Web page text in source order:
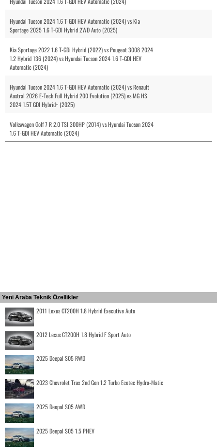
Hyundai Tucson 2024 1.6 T-GDI HEV Automatic (2024) vs Kia
Sportage 2025 1.6 T-GDI Hybrid 2WD Auto (2025)
Kia Sportage 2022 1.6 T-GDi Hybrid (2022) vs Peugeot 3008 2024
1.2 Hybrid 136 (2024) vs Hyundai Tucson 2024 1.6 T-GDI HEV
Automatic (2024)
Hyundai Tucson 2024 1.6 T-GDI HEV Automatic (2024) vs Renault
Austral 2026 E-Tech Full Hybrid 200 Evolution (2025) vs MG HS
2024 1.5T GDI Hybrid+ (2025)
Volkswagen Golf 7 R 2.0 TSI 300HP (2014) vs Hyundai Tucson 2024
1.6 T-GDI HEV Automatic (2024)
Yeni Araba Teknik Özellikler
2011 Lexus CT200H 1.8 Hybrid Executive Auto
2012 Lexus CT200H 1.8 Hybrid F Sport Auto
2025 Deepal S05 RWD
2023 Chevrolet Trax 2nd Gen 1.2 Turbo Ecotec Hydra-Matic
2025 Deepal S05 AWD
2025 Deepal S05 1.5 PHEV